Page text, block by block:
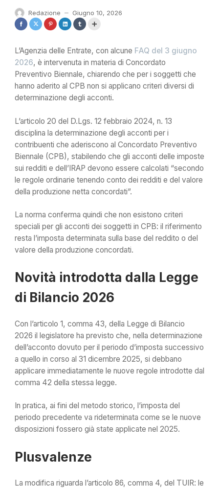
Redazione — Giugno 10, 2026
L’Agenzia delle Entrate, con alcune FAQ del 3 giugno
2026, è intervenuta in materia di Concordato
Preventivo Biennale, chiarendo che per i soggetti che
hanno aderito al CPB non si applicano criteri diversi di
determinazione degli acconti.
L’articolo 20 del D.Lgs. 12 febbraio 2024, n. 13
disciplina la determinazione degli acconti per i
contribuenti che aderiscono al Concordato Preventivo
Biennale (CPB), stabilendo che gli acconti delle imposte
sui redditi e dell’IRAP devono essere calcolati “secondo
le regole ordinarie tenendo conto dei redditi e del valore
della produzione netta concordati”.
La norma conferma quindi che non esistono criteri
speciali per gli acconti dei soggetti in CPB: il riferimento
resta l’imposta determinata sulla base del reddito o del
valore della produzione concordati.
Novità introdotta dalla Legge
di Bilancio 2026
Con l’articolo 1, comma 43, della Legge di Bilancio
2026 il legislatore ha previsto che, nella determinazione
dell’acconto dovuto per il periodo d’imposta successivo
a quello in corso al 31 dicembre 2025, si debbano
applicare immediatamente le nuove regole introdotte dal
comma 42 della stessa legge.
In pratica, ai fini del metodo storico, l’imposta del
periodo precedente va rideterminata come se le nuove
disposizioni fossero già state applicate nel 2025.
Plusvalenze
La modifica riguarda l’articolo 86, comma 4, del TUIR: le